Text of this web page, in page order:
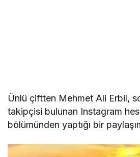
Ünlü çiftten Mehmet Ali Erbil,
takipçisi bulunan Instagram
bölümünden yaptığı bir